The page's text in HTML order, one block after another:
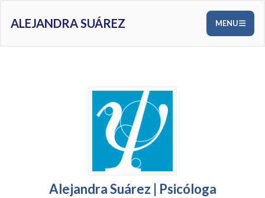
ALEJANDRA SUÁREZ MENU
Alejandra Suárez | Psicóloga